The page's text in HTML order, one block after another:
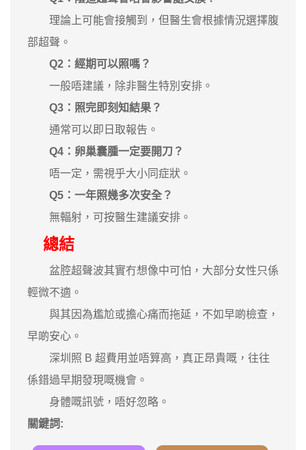
理論上可能會接觸到，但醫生會根據情況選擇腹
部超聲。
Q2：經期可以照嗎？
一般唔建議，除非醫生特別安排。
Q3：照完即刻知結果？
通常可以即日取報告。
Q4：卵巢囊腫一定要開刀？
唔一定，需視乎大小同症狀。
Q5：一年照幾多次安全？
無輻射，可按醫生建議安排。
總結
盆腔超聲波其實冇想像中可怕，大部分女性只係
輕微不適。
與其因為尷尬或擔心痛而拖延，不如早啲檢查，
早啲安心。
深圳照 B 超費用並唔算高，真正昂貴嘅，往往
係錯過早期發現嘅機會。
身體嘅訊號，唔好忽略。
關鍵詞: